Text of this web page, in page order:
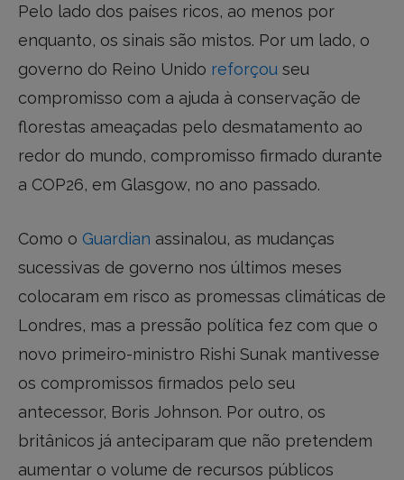
Pelo lado dos países ricos, ao menos por
enquanto, os sinais são mistos. Por um lado, o
governo do Reino Unido reforçou seu
compromisso com a ajuda à conservação de
florestas ameaçadas pelo desmatamento ao
redor do mundo, compromisso firmado durante
a COP26, em Glasgow, no ano passado.
Como o Guardian assinalou, as mudanças
sucessivas de governo nos últimos meses
colocaram em risco as promessas climáticas de
Londres, mas a pressão política fez com que o
novo primeiro-ministro Rishi Sunak mantivesse
os compromissos firmados pelo seu
antecessor, Boris Johnson. Por outro, os
britânicos já anteciparam que não pretendem
aumentar o volume de recursos públicos